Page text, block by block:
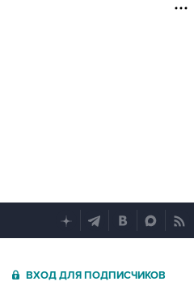
ВХОД ДЛЯ ПОДПИСЧИКОВ